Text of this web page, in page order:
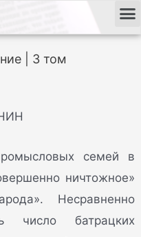
| 3 том
семей в
ничтожное»
Несравненно
число батрацких